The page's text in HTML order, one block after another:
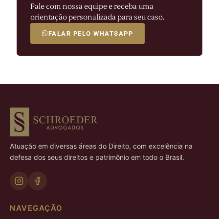
Fale com nossa equipe e receba uma
orientação personalizada para seu caso.
FALAR PELO WHATSAPP
Atuação em diversas áreas do Direito, com excelência na
defesa dos seus direitos e patrimônio em todo o Brasil.
NAVEGAÇÃO